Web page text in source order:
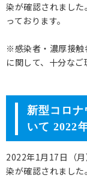
染が確認されまし
っております。
※感染者・濃厚接触
に関して、十分なご
新型コロ
いて 2022
2022年1月17日（
染が確認されまし